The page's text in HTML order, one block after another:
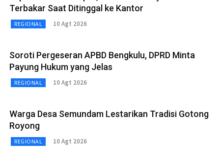
Terbakar Saat Ditinggal ke Kantor
REGIONAL 10 Agt 2026
Soroti Pergeseran APBD Bengkulu, DPRD Minta
Payung Hukum yang Jelas
REGIONAL 10 Agt 2026
Warga Desa Semundam Lestarikan Tradisi Gotong
Royong
REGIONAL 10 Agt 2026